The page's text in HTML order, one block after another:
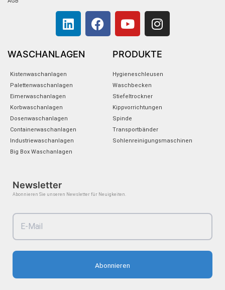
L
i
k
F
a
Y
o
t
b
e
I
n
t
g
a
WASCHANLAGEN
Kistenwaschanlagen
Palettenwaschanlagen
Eimerwaschanlagen
Korbwaschanlagen
Dosenwaschanlagen
Containerwaschanlagen
Industriewaschanlagen
Big Box Waschanlagen
PRODUKTE
Hygieneschleusen
Waschbecken
Stiefeltrockner
Kippvorrichtungen
Spinde
Transportbänder
Sohlenreinigungsmaschinen
Newsletter
Abonnieren Sie unseren Newsletter für Neuigkeiten.
Abonnieren